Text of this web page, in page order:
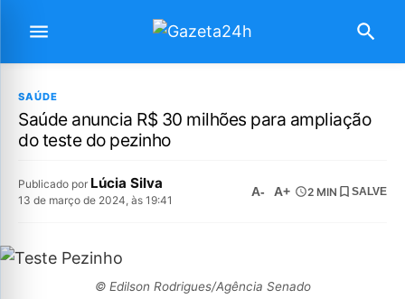
SAÚDE
Saúde anuncia R$ 30 milhões para ampliação
do teste do pezinho
Publicado por Lúcia Silva
13 de março de 2024, às 19:41
A- A+ 2 MIN SALVE
© Edilson Rodrigues/Agência Senado